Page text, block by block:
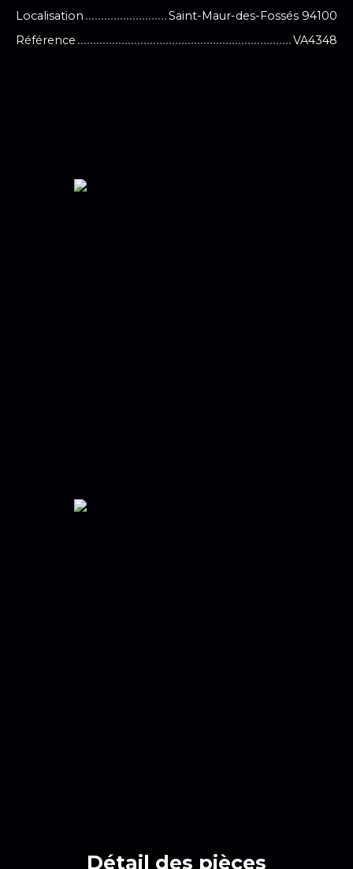
Localisation
Saint-Maur-des-Fossés 94100
Référence
VA4348
Détail des pièces